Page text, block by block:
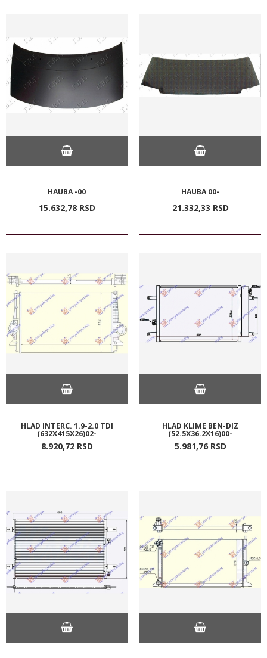
HAUBA -00
15.632,78 RSD
HAUBA 00-
21.332,33 RSD
HLAD INTERC. 1.9-2.0 TDI
(632X415X26)02-
8.920,72 RSD
HLAD KLIME BEN-DIZ
(52.5X36.2X16)00-
5.981,76 RSD